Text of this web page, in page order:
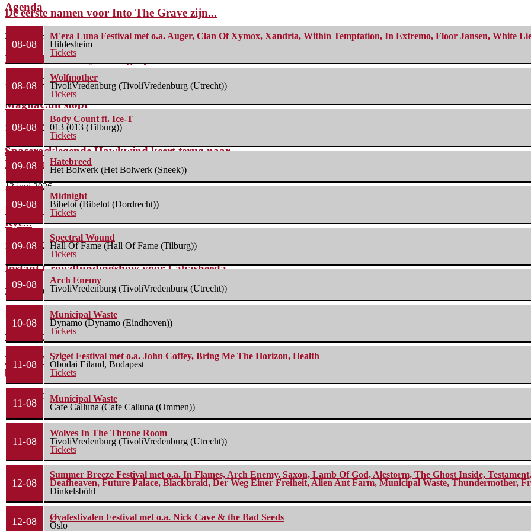
De eerste namen voor Into The Grave zijn...
2 juli 2026
FleXanT – Bloody Photographer
19 juni 2026
MagnaCult stopt
13 juni 2026
Spacerocklegende Hawkwind keert terug naar
Nederland met nieuw...
13 juni 2026
Line-up compleet: Cân Bardd, Illumishade en Leah
Rye...
11 juni 2026
Instant Crowdfundingshow voor Labasheeda
3 juni 2026
Bospop maakt blokkenschema bekend
27 mei 2026
Down The Rabbit Hole maakt blokkenschema
bekend
18 mei 2026
Agenda
08-08
M'era Luna Festival met o.a. Auger, Clan Of Xymox, Xandria, Within Temptation, In Extremo, Floor Jansen, White
Hildesheim
Tickets
08-08
Wolfmother
TivoliVredenburg (TivoliVredenburg (Utrecht))
Tickets
08-08
Body Count ft. Ice-T
013 (013 (Tilburg))
Tickets
09-08
Hatebreed
Het Bolwerk (Het Bolwerk (Sneek))
09-08
Midnight
Bibelot (Bibelot (Dordrecht))
Tickets
09-08
Spectral Wound
Hall Of Fame (Hall Of Fame (Tilburg))
Tickets
09-08
Arch Enemy
TivoliVredenburg (TivoliVredenburg (Utrecht))
10-08
Municipal Waste
Dynamo (Dynamo (Eindhoven))
Tickets
11-08
Sziget Festival met o.a. John Coffey, Bring Me The Horizon, Health
Óbudai Eiland, Budapest
Tickets
11-08
Municipal Waste
Cafe Calluna (Cafe Calluna (Ommen))
11-08
Wolves In The Throne Room
TivoliVredenburg (TivoliVredenburg (Utrecht))
Tickets
12-08
Summer Breeze Festival met o.a. In Flames, Arch Enemy, Saxon, Lamb Of God, Alestorm, The Ghost Inside,
Deafheaven, Future Palace, Blackbraid, Der Weg Einer Freiheit, Alien Ant Farm, Municipal Waste, Thundermother,
Dinkelsbühl
12-08
Øyafestivalen Festival met o.a. Nick Cave & the Bad Seeds
Oslo